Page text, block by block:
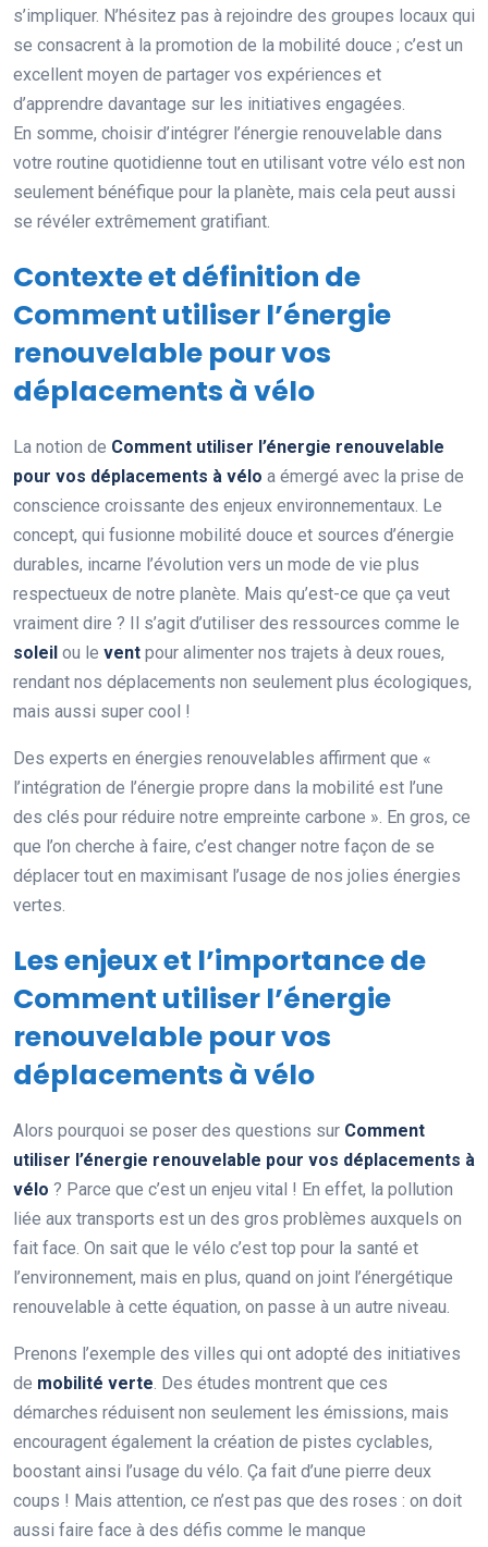
s’impliquer. N’hésitez pas à rejoindre des groupes locaux qui
se consacrent à la promotion de la mobilité douce ; c’est un
excellent moyen de partager vos expériences et
d’apprendre davantage sur les initiatives engagées.
En somme, choisir d’intégrer l’énergie renouvelable dans
votre routine quotidienne tout en utilisant votre vélo est non
seulement bénéfique pour la planète, mais cela peut aussi
se révéler extrêmement gratifiant.
Contexte et définition de
Comment utiliser l’énergie
renouvelable pour vos
déplacements à vélo
La notion de Comment utiliser l’énergie renouvelable
pour vos déplacements à vélo a émergé avec la prise de
conscience croissante des enjeux environnementaux. Le
concept, qui fusionne mobilité douce et sources d’énergie
durables, incarne l’évolution vers un mode de vie plus
respectueux de notre planète. Mais qu’est-ce que ça veut
vraiment dire ? Il s’agit d’utiliser des ressources comme le
soleil ou le vent pour alimenter nos trajets à deux roues,
rendant nos déplacements non seulement plus écologiques,
mais aussi super cool !
Des experts en énergies renouvelables affirment que «
l’intégration de l’énergie propre dans la mobilité est l’une
des clés pour réduire notre empreinte carbone ». En gros, ce
que l’on cherche à faire, c’est changer notre façon de se
déplacer tout en maximisant l’usage de nos jolies énergies
vertes.
Les enjeux et l’importance de
Comment utiliser l’énergie
renouvelable pour vos
déplacements à vélo
Alors pourquoi se poser des questions sur Comment
utiliser l’énergie renouvelable pour vos déplacements à
vélo ? Parce que c’est un enjeu vital ! En effet, la pollution
liée aux transports est un des gros problèmes auxquels on
fait face. On sait que le vélo c’est top pour la santé et
l’environnement, mais en plus, quand on joint l’énergétique
renouvelable à cette équation, on passe à un autre niveau.
Prenons l’exemple des villes qui ont adopté des initiatives
de mobilité verte. Des études montrent que ces
démarches réduisent non seulement les émissions, mais
encouragent également la création de pistes cyclables,
boostant ainsi l’usage du vélo. Ça fait d’une pierre deux
coups ! Mais attention, ce n’est pas que des roses : on doit
aussi faire face à des défis comme le manque